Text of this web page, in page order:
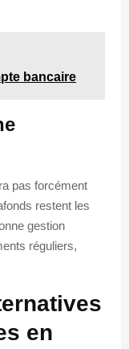
bancaire
pas forcément
restent les
gestion
réguliers,
en